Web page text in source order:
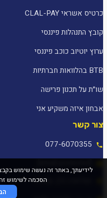
כרטיס אשראי CLAL-PAY
קובץ התנהלות פיננסי
ערוץ יוטיוב כוכב פיננסי
BTB בהלוואות חברתיות
שו״ת על תכנון פרישה
אבחון איזה משקיע אני
צור קשר
077-6070355
הסכמה לשימוש